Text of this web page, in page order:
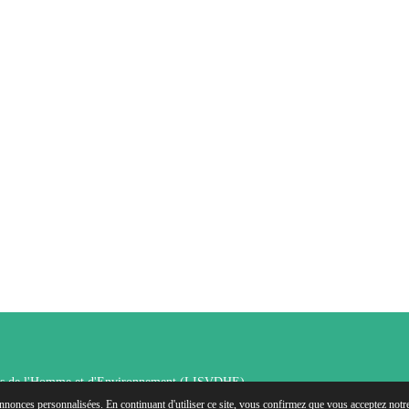
personnalisées. En continuant d'utiliser ce site, vous confirmez que vous acceptez
de l'Homme et d'Environnement (LISVDHE)